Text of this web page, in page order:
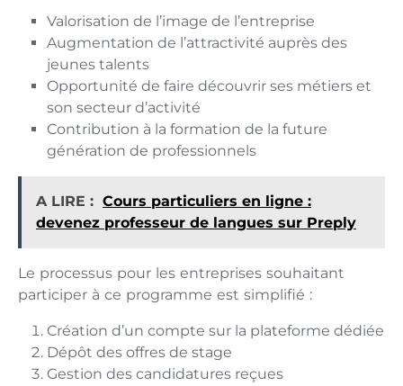
Valorisation de l’image de l’entreprise
Augmentation de l’attractivité auprès des
jeunes talents
Opportunité de faire découvrir ses métiers et
son secteur d’activité
Contribution à la formation de la future
génération de professionnels
A LIRE : Cours particuliers en ligne :
devenez professeur de langues sur Preply
Le processus pour les entreprises souhaitant
participer à ce programme est simplifié :
Création d’un compte sur la plateforme dédiée
Dépôt des offres de stage
Gestion des candidatures reçues